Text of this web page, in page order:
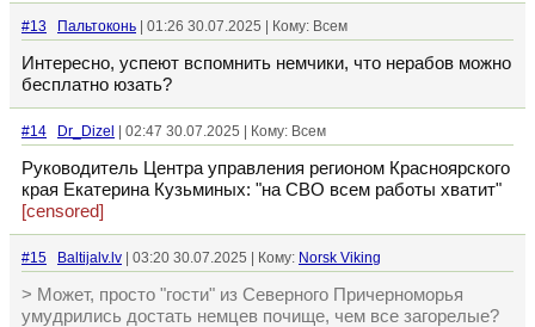
#13 Пальтоконь | 01:26 30.07.2025 | Кому: Всем
Интересно, успеют вспомнить немчики, что нерабов можно
бесплатно юзать?
#14 Dr_Dizel | 02:47 30.07.2025 | Кому: Всем
Руководитель Центра управления регионом Красноярского
края Екатерина Кузьминых: "на СВО всем работы хватит"
[censored]
#15 Baltijalv.lv | 03:20 30.07.2025 | Кому: Norsk Viking
> Может, просто "гости" из Северного Причерноморья
умудрились достать немцев почище, чем все загорелые?